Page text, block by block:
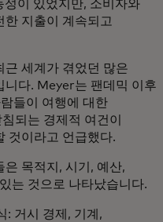
성이 있었지만, 소비자와
한 지출이 계속되고
근 세계가 겪었던 많은
니다. Meyer는 팬데믹 이후
들이 여행에 대한
되는 경제적 여건이
것이라고 언급했다.
목적지, 시기, 예산,
는 것으로 나타났습니다.
: 거시 경제, 기계,